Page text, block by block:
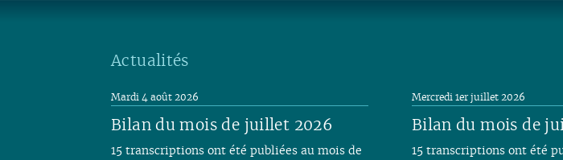
Actualités
Bilan du mois de juillet 2026
Mardi 4 août 2026
15 transcriptions ont été publiées au mois de
Bilan du mois de
Mercredi 1er juillet 2026
15 transcriptions ont été